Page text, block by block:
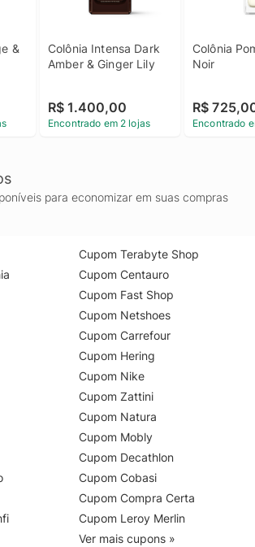
&
Colônia Intensa Dark
Amber & Ginger Lily
R$ 1.400,00
Encontrado em 2 lojas
Colônia
Noir
R$
Encontrado
para economizar em suas compras
Cupom Terabyte Shop
Cupom Centauro
Cupom Fast Shop
Cupom Netshoes
Cupom Carrefour
Cupom Hering
Cupom Nike
Cupom Zattini
Cupom Natura
Cupom Mobly
Cupom Decathlon
Cupom Cobasi
Cupom Compra Certa
Cupom Leroy Merlin
Ver mais cupons »